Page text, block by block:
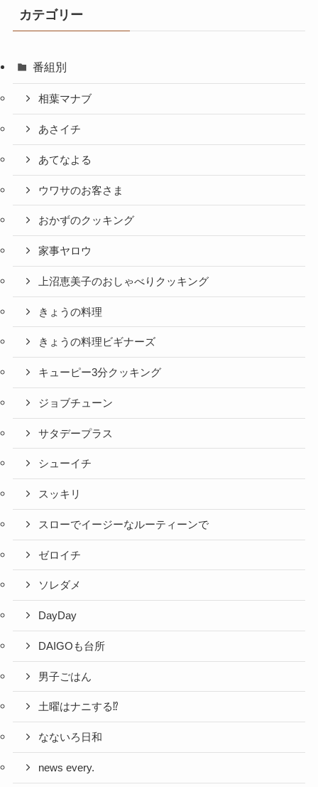
カテゴリー
番組別
相葉マナブ
あさイチ
あてなよる
ウワサのお客さま
おかずのクッキング
家事ヤロウ
上沼恵美子のおしゃべりクッキング
きょうの料理
きょうの料理ビギナーズ
キューピー3分クッキング
ジョブチューン
サタデープラス
シューイチ
スッキリ
スローでイージーなルーティーンで
ゼロイチ
ソレダメ
DayDay
DAIGOも台所
男子ごはん
土曜はナニする⁉
なないろ日和
news every.